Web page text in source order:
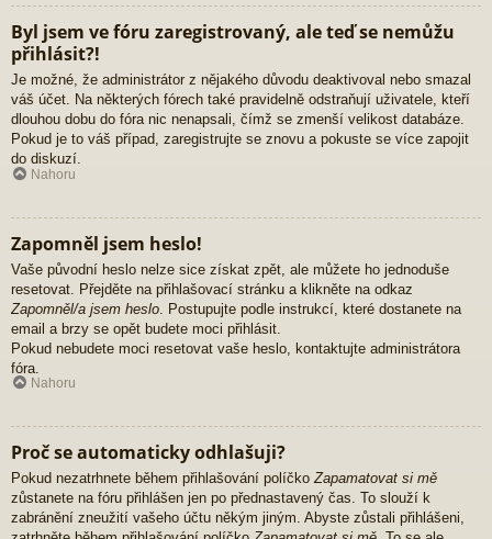
Byl jsem ve fóru zaregistrovaný, ale teď se nemůžu
přihlásit?!
Je možné, že administrátor z nějakého důvodu deaktivoval nebo smazal
váš účet. Na některých fórech také pravidelně odstraňují uživatele, kteří
dlouhou dobu do fóra nic nenapsali, čímž se zmenší velikost databáze.
Pokud je to váš případ, zaregistrujte se znovu a pokuste se více zapojit
do diskuzí.
Nahoru
Zapomněl jsem heslo!
Vaše původní heslo nelze sice získat zpět, ale můžete ho jednoduše
resetovat. Přejděte na přihlašovací stránku a klikněte na odkaz
Zapomněl/a jsem heslo . Postupujte podle instrukcí, které dostanete na
email a brzy se opět budete moci přihlásit.
Pokud nebudete moci resetovat vaše heslo, kontaktujte administrátora
fóra.
Nahoru
Proč se automaticky odhlašuji?
Pokud nezatrhnete během přihlašování políčkoZapamatovat si mě
zůstanete na fóru přihlášen jen po přednastavený čas. To slouží k
zabránění zneužití vašeho účtu někým jiným. Abyste zůstali přihlášeni,